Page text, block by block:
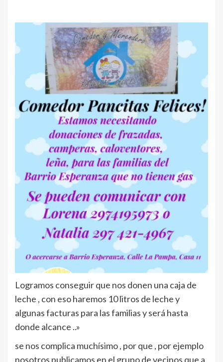
Logramos conseguir que nos donen una caja de
leche , con eso haremos 10 litros de leche y
algunas facturas para las familias y será hasta
donde alcance ..»
se nos complica muchísimo , por que , por ejemplo
nosotros publicamos en el grupo de vecinos que a